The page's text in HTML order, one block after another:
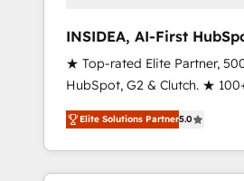
INSIDEA, AI-First
Onboarding & RevOps
★ Top-rated Elite Partner,
HubSpot, G2 & Clutch. ★
Certified Experts & Trainers
★ 1,500+ implementations
continents ★ AI-First,
Onboarding obsessed ★
Elite Solutions Partner5.0